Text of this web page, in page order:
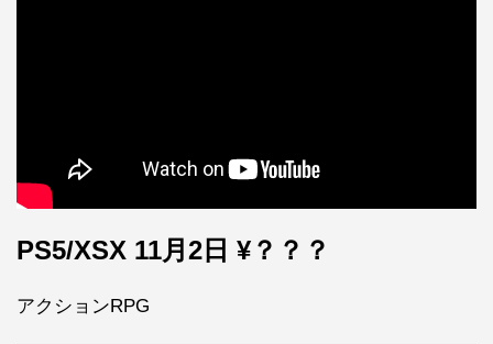
PS5/XSX 11月2日 ¥？？？
アクションRPG